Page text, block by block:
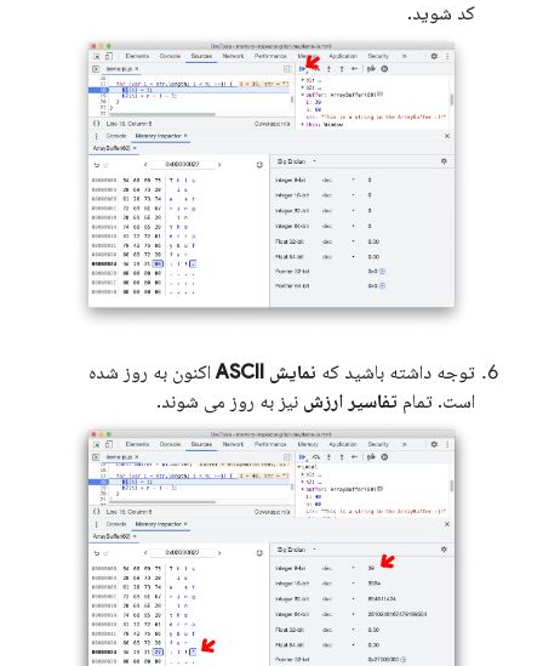
کد شوید.
توجه داشته باشید که نمایش ASCII
اکنون به روز شده
است. تمام تفاسیر ارزش نیز به روز می شوند.